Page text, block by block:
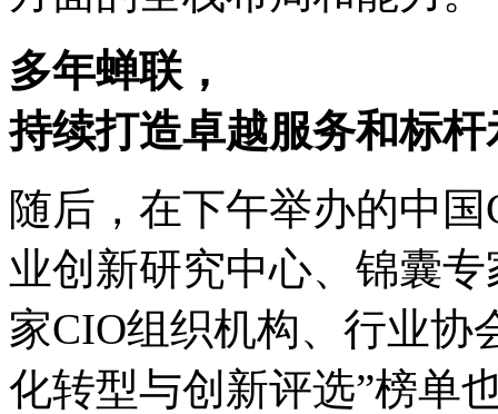
多年蝉联，
持续打造卓越服务和标杆
随后，在下午举办的中
业创新研究中心、锦囊
家CIO组织机构、行业
化转型与创新评选”榜单